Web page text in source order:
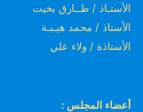
الأستـاذ / طــارق بخيت
الأستاذ / محمد هيـبـة
الأستاذة / ولاء علي
أعضاء المجلس :